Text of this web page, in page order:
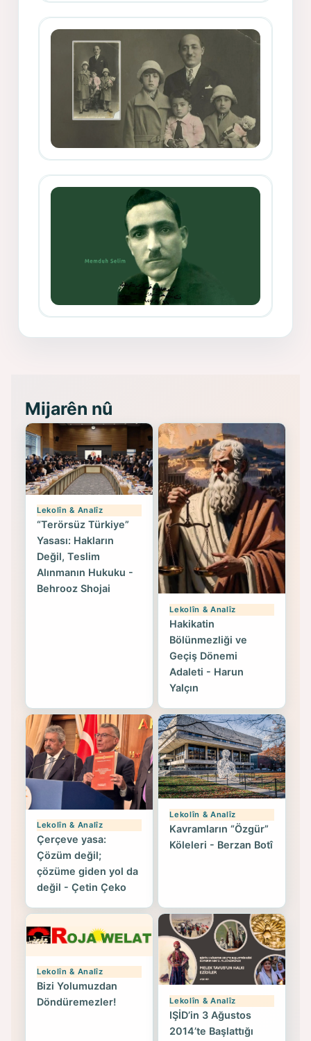
(Hoybun)’un Kuruluş Çalışmaları- 8
Mijarên nû
Lekolîn & Analîz
“Terörsüz Türkiye”
Yasası: Hakların
Değil, Teslim
Alınmanın Hukuku -
Behrooz Shojai
Lekolîn & Analîz
Hakikatin
Bölünmezliği ve
Geçiş Dönemi
Adaleti - Harun
Yalçın
Lekolîn & Analîz
Çerçeve yasa:
Çözüm değil;
çözüme giden yol da
değil - Çetin Çeko
Lekolîn & Analîz
Kavramların “Özgür”
Köleleri - Berzan Botî
Lekolîn & Analîz
Bizi Yolumuzdan
Döndüremezler!
Lekolîn & Analîz
IŞİD’in 3 Ağustos
2014’te Başlattığı